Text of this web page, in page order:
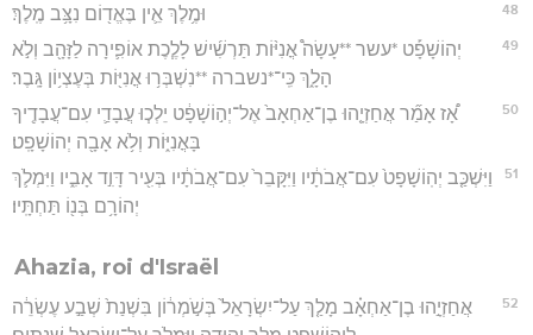
48 וּמֶ֥לֶךְ אֵ֛ין בֶּאֱד֖וֹם נִצָּ֥ב מֶֽלֶךְ׃
49
יְהוֹשָׁפָ֡ט *עשר **עָשָׂה֩ אֳנִיּ֨וֹת תַּרְשִׁ֜ישׁ לָלֶ֧כֶת אוֹפִ֛ירָה לַזָּהָ֖ב וְלֹ֣א
הָלָ֑ךְ כִּֽי־*נשברה **נִשְׁבְּר֥וּ אֳנִיּ֖וֹת בְּעֶצְי֥וֹן גָּֽבֶר׃
50
אָ֠ז אָמַ֞ר אֲחַזְיָ֤הוּ בֶן־אַחְאָב֙ אֶל־יְה֣וֹשָׁפָ֔ט יֵלְכ֧וּ עֲבָדַ֛י עִם־עֲבָדֶ֖יךָ
בָּאֳנִיּ֑וֹת וְלֹ֥א אָבָ֖ה יְהוֹשָׁפָֽט׃
51
וַיִּשְׁכַּ֤ב יְהֽוֹשָׁפָט֙ עִם־אֲבֹתָ֔יו וַיִּקָּבֵר֙ עִם־אֲבֹתָ֔יו בְּעִ֖יר דָּוִ֣ד אָבִ֑יו וַיִּמְלֹ֛ךְ
יְהוֹרָ֥ם בְּנ֖וֹ תַּחְתָּֽיו׃
Ahazia, roi d'Israël
52
אֲחַזְיָ֣הוּ בֶן־אַחְאָ֗ב מָלַ֤ךְ עַל־יִשְׂרָאֵל֙ בְּשֹׁ֣מְר֔וֹן בִּשְׁנַת֙ שְׁבַ֣ע עֶשְׂרֵ֔ה